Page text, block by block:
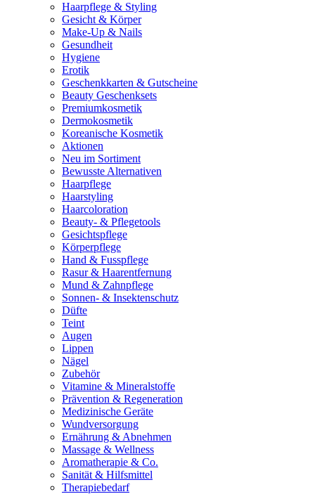
Haarpflege & Styling
Gesicht & Körper
Make-Up & Nails
Gesundheit
Hygiene
Erotik
Geschenkkarten & Gutscheine
Beauty Geschenksets
Premiumkosmetik
Dermokosmetik
Koreanische Kosmetik
Aktionen
Neu im Sortiment
Bewusste Alternativen
Haarpflege
Haarstyling
Haarcoloration
Beauty- & Pflegetools
Gesichtspflege
Körperpflege
Hand & Fusspflege
Rasur & Haarentfernung
Mund & Zahnpflege
Sonnen- & Insektenschutz
Düfte
Teint
Augen
Lippen
Nägel
Zubehör
Vitamine & Mineralstoffe
Prävention & Regeneration
Medizinische Geräte
Wundversorgung
Ernährung & Abnehmen
Massage & Wellness
Aromatherapie & Co.
Sanität & Hilfsmittel
Therapiebedarf